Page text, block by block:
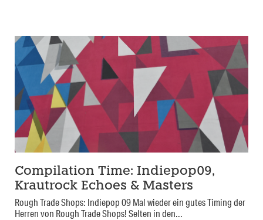
Compilation Time: Indiepop09,
Krautrock Echoes & Masters
Rough Trade Shops: Indiepop 09 Mal wieder ein gutes Timing der
Herren von Rough Trade Shops! Selten in den...